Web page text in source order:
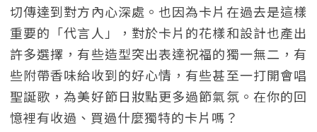
切傳達到對方內心深處。也因為卡片在過去是這樣
重要的「代言人」，對於卡片的花樣和設計也產出
許多選擇，有些造型突出表達祝福的獨一無二，有
些附帶香味給收到的好心情，有些甚至一打開會唱
聖誕歌，為美好節日妝點更多過節氣氛。在你的回
憶裡有收過、買過什麼獨特的卡片嗎？